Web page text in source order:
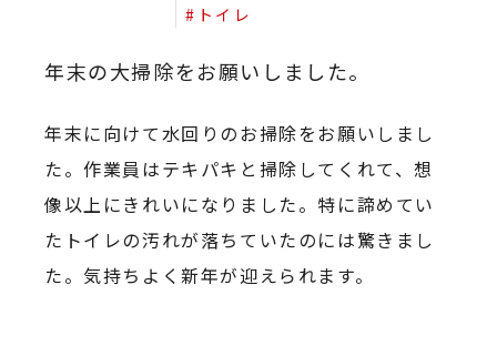
#トイレ
年末の大掃除をお願いしました。
年末に向けて水回りのお掃除をお願いしまし
た。作業員はテキパキと掃除してくれて、想
像以上にきれいになりました。特に諦めてい
たトイレの汚れが落ちていたのには驚きまし
た。気持ちよく新年が迎えられます。